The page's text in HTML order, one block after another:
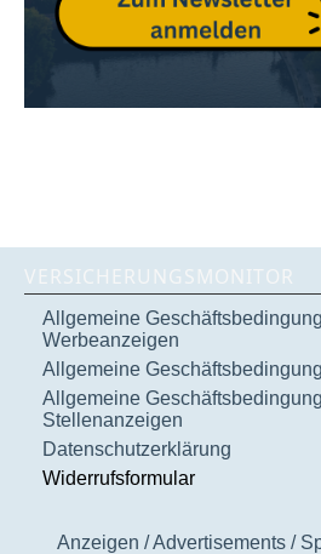
VERSICHERUNGSMONITOR
Allgemeine
Werbeanzeigen
Allgemeine
Allgemeine
Stellenanzeigen
Datenschutzerklärung
Widerrufsformular
Anzeigen / Advertisements /